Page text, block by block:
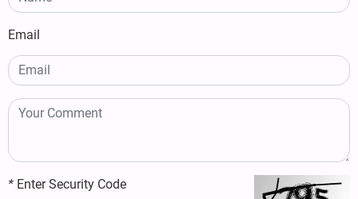
Email
* Enter Security Code